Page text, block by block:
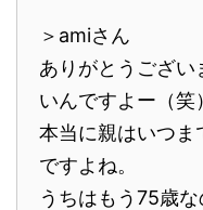
＞amiさん
ありがとうござ
いんですよー（笑）
本当に親はいつま
ですよね。
うちはもう75歳